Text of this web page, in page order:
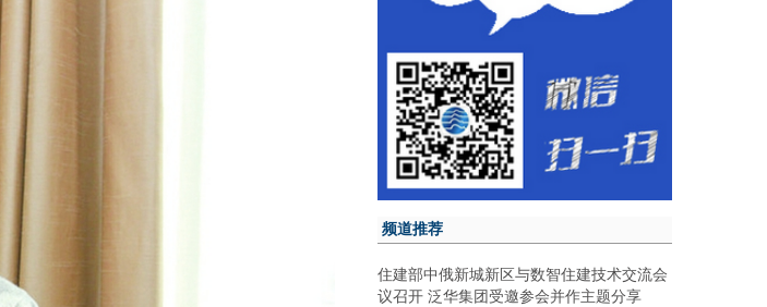
频道推荐
住建部中俄新城新区与数智住建技术交流会
议召开 泛华集团受邀参会并作主题分享